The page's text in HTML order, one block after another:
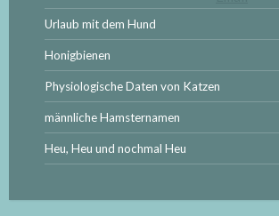
Urlaub mit dem Hund
Honigbienen
Physiologische Daten von Katzen
männliche Hamsternamen
Heu, Heu und nochmal Heu